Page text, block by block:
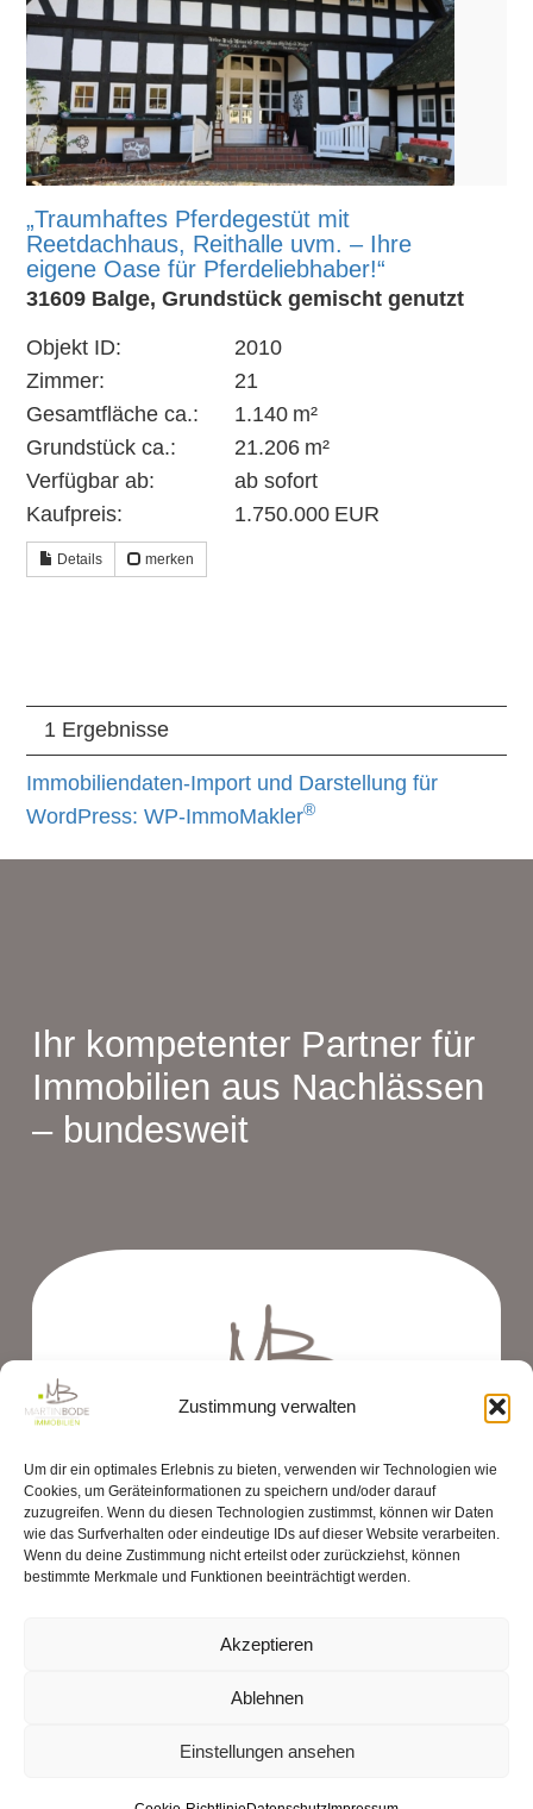
Zustimmung verwalten
Um dir ein optimales Erlebnis zu bieten, verwenden wir Technologien wie
Cookies, um Geräteinformationen zu speichern und/oder darauf
zuzugreifen. Wenn du diesen Technologien zustimmst, können wir Daten
wie das Surfverhalten oder eindeutige IDs auf dieser Website verarbeiten.
Wenn du deine Zustimmung nicht erteilst oder zurückziehst, können
bestimmte Merkmale und Funktionen beeinträchtigt werden.
Akzeptieren
Ablehnen
Einstellungen ansehen
„Traumhaftes Pferdegestüt mit
Reetdachhaus, Reithalle uvm. – Ihre
eigene Oase für Pferdeliebhaber!“
31609 Balge, Grundstück gemischt genutzt
Objekt ID:
2010
Zimmer:
21
Gesamtfläche ca.:
1.140 m²
Grund­stück ca.:
21.206 m²
Verfügbar ab:
ab sofort
Kaufpreis:
1.750.000 EUR
Details merken
1 Ergebnisse
Immobiliendaten-Import und Darstellung für
WordPress: WP-ImmoMakler®
Ihr kompetenter Partner für
Immobilien aus Nachlässen
– bundesweit